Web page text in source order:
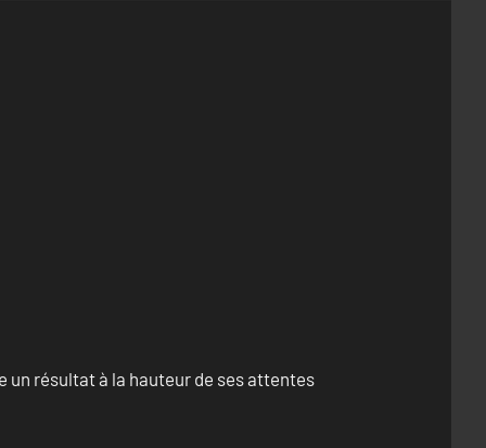
résultat à la hauteur de ses attentes